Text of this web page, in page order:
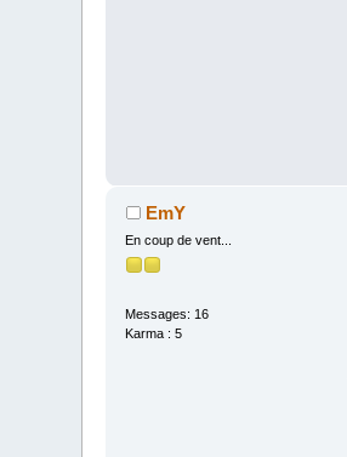
EmY
En coup de vent...
Messages: 16
Karma : 5